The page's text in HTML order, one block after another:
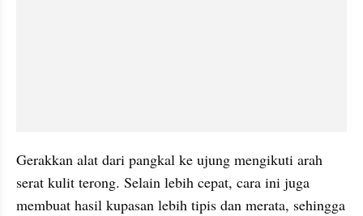
Gerakkan alat dari pangkal ke ujung mengikuti arah
serat kulit terong. Selain lebih cepat, cara ini juga
membuat hasil kupasan lebih tipis dan merata, sehingga